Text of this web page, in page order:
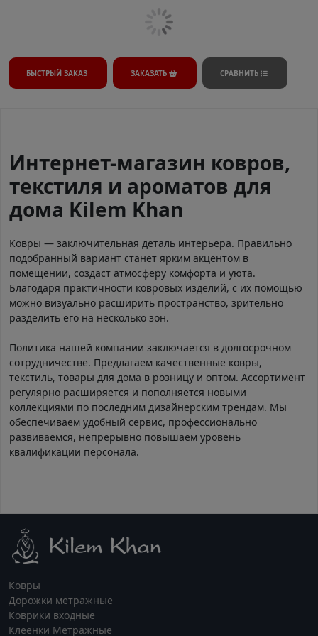
БЫСТРЫЙ ЗАКАЗ ЗАКАЗАТЬ СРАВНИТЬ
Интернет-магазин ковров,
текстиля и ароматов для
дома Kilem Khan
Ковры — заключительная деталь интерьера. Правильно
подобранный вариант станет ярким акцентом в
помещении, создаст атмосферу комфорта и уюта.
Благодаря практичности ковровых изделий, с их помощью
можно визуально расширить пространство, зрительно
разделить его на несколько зон.
Политика нашей компании заключается в долгосрочном
сотрудничестве. Предлагаем качественные ковры,
текстиль, товары для дома в розницу и оптом. Ассортимент
регулярно расширяется и пополняется новыми
коллекциями по последним дизайнерским трендам. Мы
обеспечиваем удобный сервис, профессионально
развиваемся, непрерывно повышаем уровень
квалификации персонала.
Ковры
Дорожки метражные
Коврики входные
Клеенки Метражные